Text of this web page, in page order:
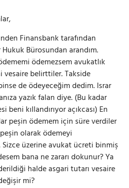
Finansbank tarafından
Bürosundan arandım.
ödemezsem avukatlık
belirttiler. Takside
de ödeyeceğim dedim. Israr
yazık falan diye. (Bu kadar
beni kıllandırıyor açıkcası) En
peşin ödemem için süre verdiler
olarak ödemeyi
üzerine avukat ücreti binmiş
bana ne zararı dokunur? Ya
halde asgari tutarı vesaire
mi?